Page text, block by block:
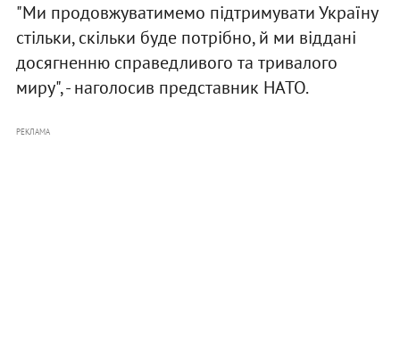
"Ми продовжуватимемо підтримувати Україну
стільки, скільки буде потрібно, й ми віддані
досягненню справедливого та тривалого
миру", - наголосив представник НАТО.
РЕКЛАМА